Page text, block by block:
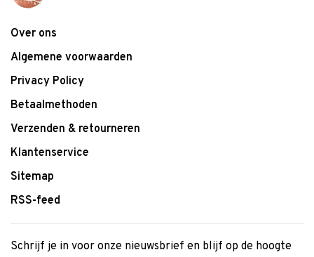
Over ons
Algemene voorwaarden
Privacy Policy
Betaalmethoden
Verzenden & retourneren
Klantenservice
Sitemap
RSS-feed
Schrijf je in voor onze nieuwsbrief en blijf op de hoogte